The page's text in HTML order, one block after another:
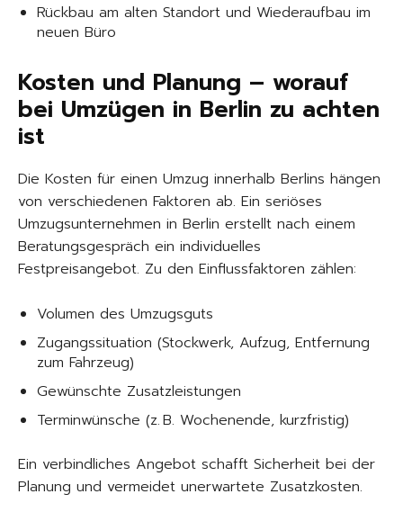
Rückbau am alten Standort und Wiederaufbau im
neuen Büro
Kosten und Planung – worauf
bei Umzügen in Berlin zu achten
ist
Die Kosten für einen Umzug innerhalb Berlins hängen
von verschiedenen Faktoren ab. Ein seriöses
Umzugsunternehmen in Berlin erstellt nach einem
Beratungsgespräch ein individuelles
Festpreisangebot. Zu den Einflussfaktoren zählen:
Volumen des Umzugsguts
Zugangssituation (Stockwerk, Aufzug, Entfernung
zum Fahrzeug)
Gewünschte Zusatzleistungen
Terminwünsche (z. B. Wochenende, kurzfristig)
Ein verbindliches Angebot schafft Sicherheit bei der
Planung und vermeidet unerwartete Zusatzkosten.